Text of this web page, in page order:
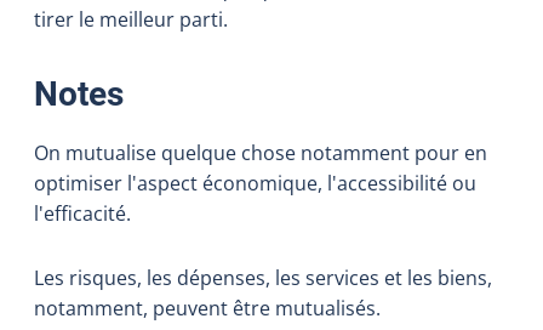
tirer le meilleur parti.
Notes:
On mutualise quelque chose notamment pour en
optimiser l'aspect économique, l'accessibilité ou
l'efficacité.
Les risques, les dépenses, les services et les biens,
notamment, peuvent être mutualisés.